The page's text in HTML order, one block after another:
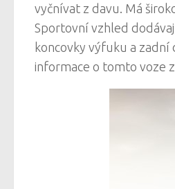
vyčnívat z davu. Má
Sportovní vzhled
koncovky výfuku a zadní
informace o tomto voze